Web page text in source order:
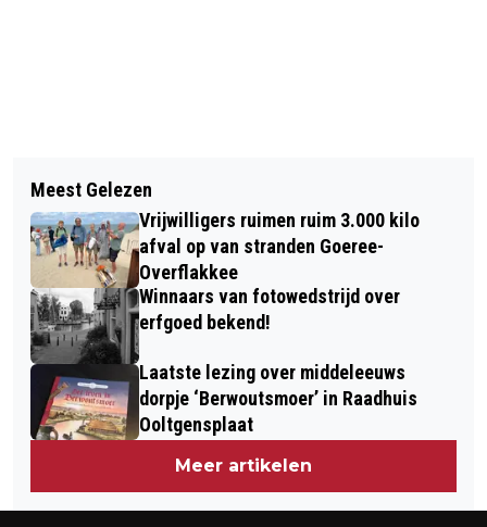
GOEDEMORGEN, HET IS VANDAAG
ZATERDAG 9 SEPTEMBER
DIT IS ER TE DOEN OP GOEREE-
OVERFLAKKEE IN WEEK 37
Meest Gelezen
Vrijwilligers ruimen ruim 3.000 kilo
afval op van stranden Goeree-
Overflakkee
Winnaars van fotowedstrijd over
erfgoed bekend!
Laatste lezing over middeleeuws
dorpje ‘Berwoutsmoer’ in Raadhuis
Ooltgensplaat
Meer artikelen